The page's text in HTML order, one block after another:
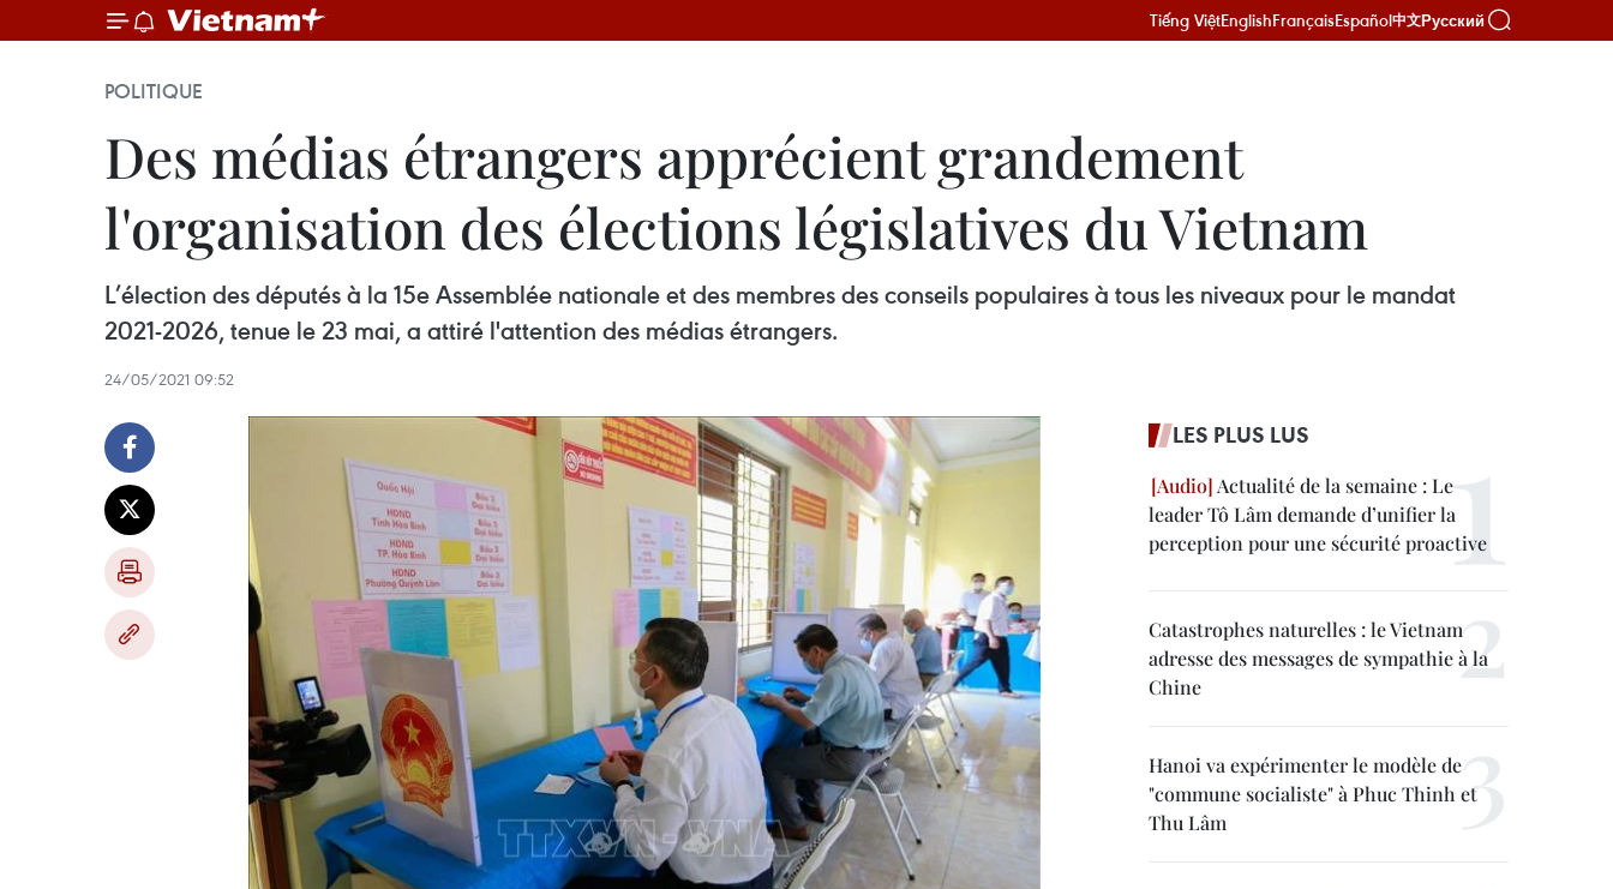
Tiếng ViệtEnglishFrançaisEspañol中文Русский
POLITIQUE
Des médias étrangers apprécient grandement
l'organisation des élections législatives du Vietnam ​
L’élection des députés à la 15e Assemblée nationale et des membres des conseils populaires à tous les niveaux pour le mandat
2021-2026, tenue le 23 mai, a attiré l'attention des médias étrangers.
24/05/2021 09:52
LES PLUS LUS
Actualité de la semaine : Le
leader Tô Lâm demande d’unifier la
perception pour une sécurité proactive
Catastrophes naturelles : le Vietnam
adresse des messages de sympathie à la
Chine
Hanoi va expérimenter le modèle de
"commune socialiste" à Phuc Thinh et
Thu Lâm